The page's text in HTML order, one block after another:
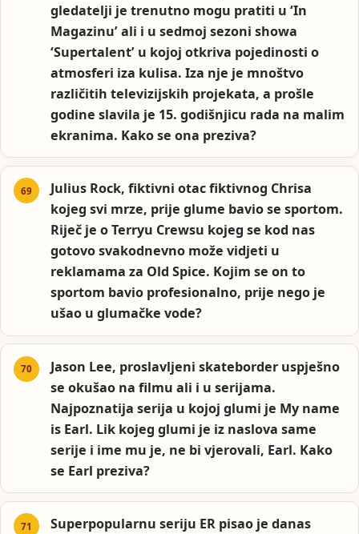
gledatelji je trenutno mogu pratiti u ‘In
Magazinu’ ali i u sedmoj sezoni showa
‘Supertalent’ u kojoj otkriva pojedinosti o
atmosferi iza kulisa. Iza nje je mnoštvo
različitih televizijskih projekata, a prošle
godine slavila je 15. godišnjicu rada na malim
ekranima. Kako se ona preziva?
Julius Rock, fiktivni otac fiktivnog Chrisa
kojeg svi mrze, prije glume bavio se sportom.
Riječ je o Terryu Crewsu kojeg se kod nas
gotovo svakodnevno može vidjeti u
reklamama za Old Spice. Kojim se on to
sportom bavio profesionalno, prije nego je
ušao u glumačke vode?
Jason Lee, proslavljeni skateborder uspješno
se okušao na filmu ali i u serijama.
Najpoznatija serija u kojoj glumi je My name
is Earl. Lik kojeg glumi je iz naslova same
serije i ime mu je, ne bi vjerovali, Earl. Kako
se Earl preziva?
Superpopularnu seriju ER pisao je danas